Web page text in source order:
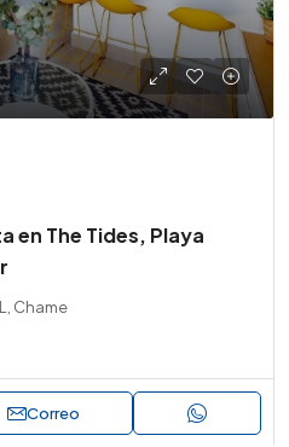
en The Tides, Playa
Chame
Correo